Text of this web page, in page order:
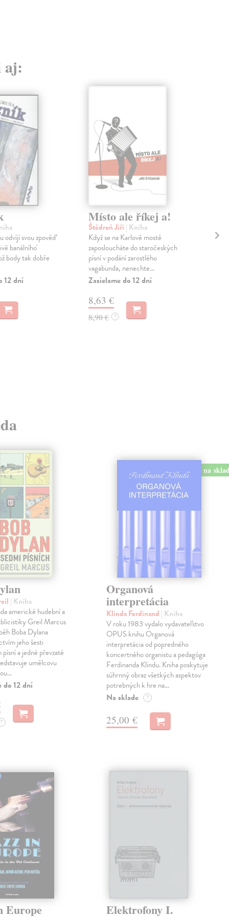
aj:
odvíjí svou zpověď
banálního'
body tak dobře
12 dní
Místo ale říkej a!
Štědroň Jiří | Kniha
Když se na Karlově mostě
zaposloucháte do staročeských
písní v podání zarostlého
vagabunda, nenechte...
Zasielame do 12 dní
8,63 €
8,90 € ?
| Kniha
americké hudební a
Greil Marcus
Boba Dylana
jeho šesti
a jedné převzaté
umělcovu
do 12 dní
?
na
Organová
interpretácia
Klinda Ferdinand | Kniha
V roku 1983 vydalo vydavateľstvo
OPUS knihu Organová
interpretácia od popredného
koncertného organistu a pedagóga
Ferdinanda Klindu. Kniha poskytuje
súhrnný obraz všetkých aspektov
potrebných k hre na…
Na sklade ?
25,00 €
Europe Elektrofony I.